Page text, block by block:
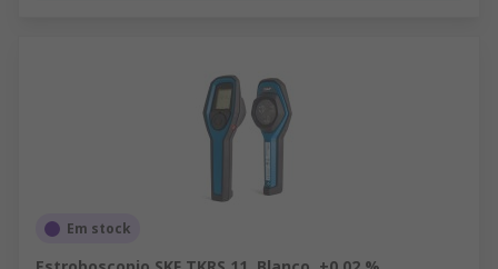
Em stock